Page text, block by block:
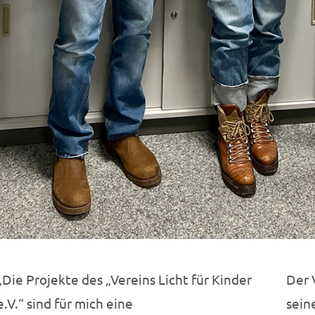
Projekte des „Vereins Licht für Kinder
sind für mich eine
Der